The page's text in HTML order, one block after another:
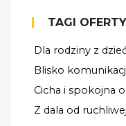
TAGI OFERTY
Dla rodziny z
Blisko
Cicha i spokojna
Z dala od